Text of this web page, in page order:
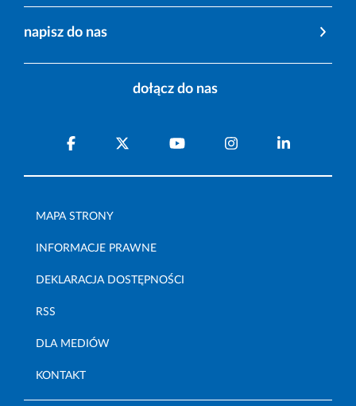
napisz do nas
dołącz do nas
MAPA STRONY
INFORMACJE PRAWNE
DEKLARACJA DOSTĘPNOŚCI
RSS
DLA MEDIÓW
KONTAKT